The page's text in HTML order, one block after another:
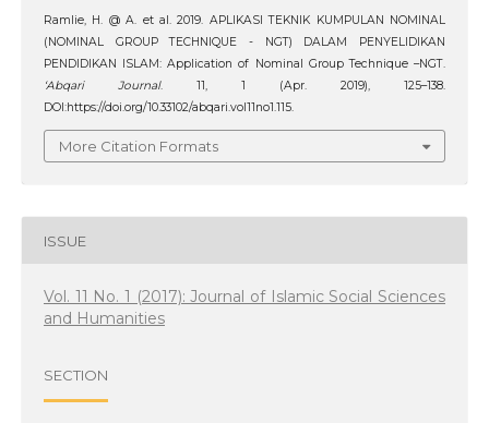
Ramlie, H. @ A. et al. 2019. APLIKASI TEKNIK KUMPULAN NOMINAL
(NOMINAL GROUP TECHNIQUE - NGT) DALAM PENYELIDIKAN
PENDIDIKAN ISLAM: Application of Nominal Group Technique –NGT.
‘Abqari Journal. 11, 1 (Apr. 2019), 125–138.
DOI:https://doi.org/10.33102/abqari.vol11no1.115.
More Citation Formats
ISSUE
Vol. 11 No. 1 (2017): Journal of Islamic Social Sciences
and Humanities
SECTION